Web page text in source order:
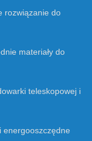
rozwiązanie do
materiały do
teleskopowej i
energooszczędne